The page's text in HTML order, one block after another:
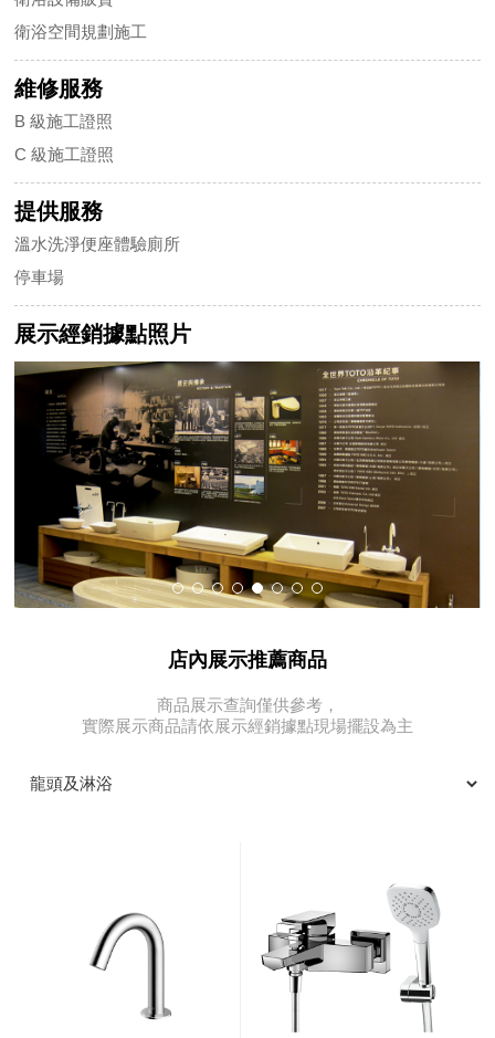
衛浴空間規劃施工
維修服務
B 級施工證照
C 級施工證照
提供服務
溫水洗淨便座體驗廁所
停車場
展示經銷據點照片
店內展示推薦商品
商品展示查詢僅供參考，
實際展示商品請依展示經銷據點現場擺設為主